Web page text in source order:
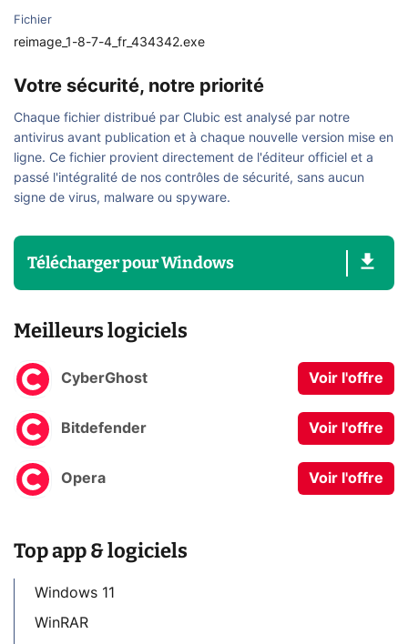
Fichier
reimage_1-8-7-4_fr_434342.exe
Votre sécurité, notre priorité
Chaque fichier distribué par Clubic est analysé par notre
antivirus avant publication et à chaque nouvelle version mise en
ligne. Ce fichier provient directement de l'éditeur officiel et a
passé l'intégralité de nos contrôles de sécurité, sans aucun
signe de virus, malware ou spyware.
TéléchargerpourWindows
Meilleurs logiciels
CyberGhost Voir l'offre
Bitdefender Voir l'offre
Opera Voir l'offre
Top app & logiciels
Windows 11
WinRAR